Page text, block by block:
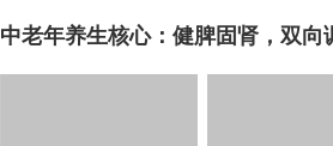
中老年养生核心：健脾固肾，双向